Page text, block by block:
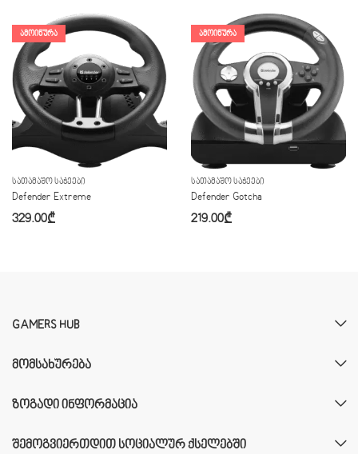
ᲐᲛᲝᲘᲬᲣᲠᲐ
ᲡᲐᲗᲐᲛᲐᲨᲝ ᲡᲐᲭᲔᲔᲑᲘ
Defender Extreme
329.00₾
ᲐᲛᲝᲘᲬᲣᲠᲐ
ᲡᲐᲗᲐᲛᲐᲨᲝ ᲡᲐᲭᲔᲔᲑᲘ
Defender Gotcha
219.00₾
GAMERS HUB
ᲛᲝᲛᲡᲐᲮᲣᲠᲔᲑᲐ
ᲖᲝᲒᲐᲓᲘ ᲘᲜᲤᲝᲠᲛᲐᲪᲘᲐ
ᲨᲔᲛᲝᲒᲕᲘᲔᲠᲗᲓᲘᲗ ᲡᲝᲪᲘᲐᲚᲣᲠ ᲥᲡᲔᲚᲔᲑᲨᲘ